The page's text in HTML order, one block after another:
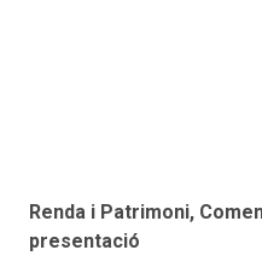
Renda i Patrimoni,
presentació